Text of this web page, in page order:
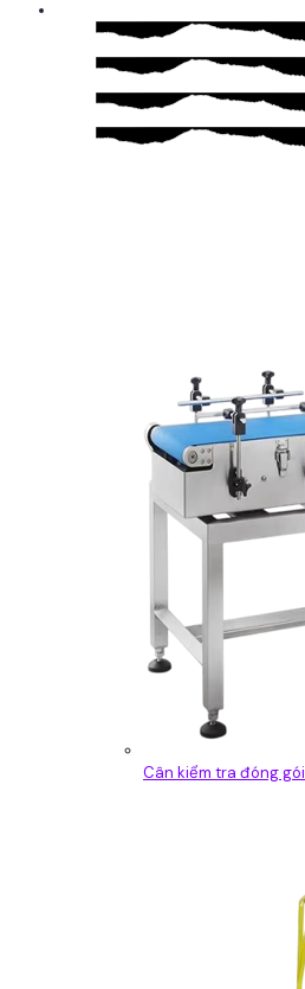
Cân kiểm tra đóng gói